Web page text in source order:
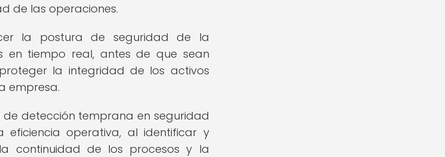
de las operaciones.
la postura de seguridad de la
en tiempo real, antes de que sean
la integridad de los activos
empresa.
detección temprana en seguridad
operativa, al identificar y
continuidad de los procesos y la